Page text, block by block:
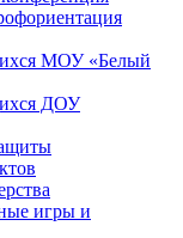
МОУ «Белый
ДОУ
игры и